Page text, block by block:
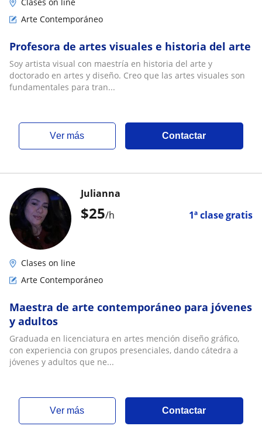
Arte Contemporáneo
Profesora de artes visuales e historia del arte
Soy artista visual con maestría en historia del arte y
doctorado en artes y diseño. Creo que las artes visuales son
fundamentales para tran...
ver más Contactar
$25/h 1ª clase gratis
Julianna
Clases on line
Arte Contemporáneo
Maestra de arte contemporáneo para jóvenes
y adultos
Graduada en licenciatura en artes mención diseño gráfico,
con experiencia con grupos presenciales, dando cátedra a
jóvenes y adultos que ne...
ver más Contactar